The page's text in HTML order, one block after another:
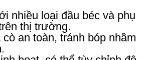
nhiều loại đầu béc và phụ
thị trường.
an toàn, tránh bóp nhầm